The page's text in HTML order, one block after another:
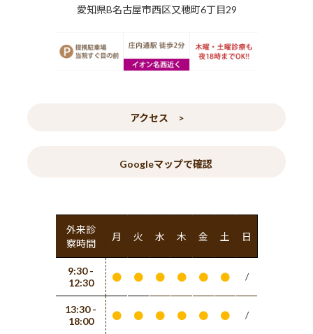
愛知県B名古屋市西区又穂町6丁目29
アクセス >
Googleマップで確認
外来診
察時間
月 火 水 木 金 土 日
9:30 -
12:30
● ● ● ● ● ● /
13:30 -
18:00
● ● ● ● ● ● /